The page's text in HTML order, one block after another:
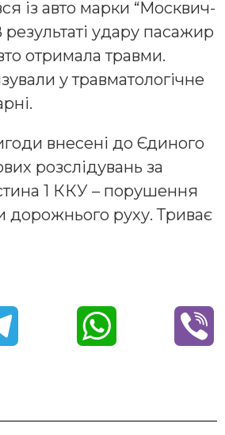
із авто марки “Москвич-
удару пасажир
отримала травми.
у травматологічне
внесені до Єдиного
розслідувань за
1 ККУ – порушення
дорожнього руху. Триває